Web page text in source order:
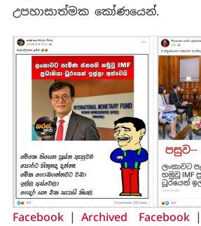
උපහාසාත්මක කෝණයෙන්.
Facebook| Archived Facebook|